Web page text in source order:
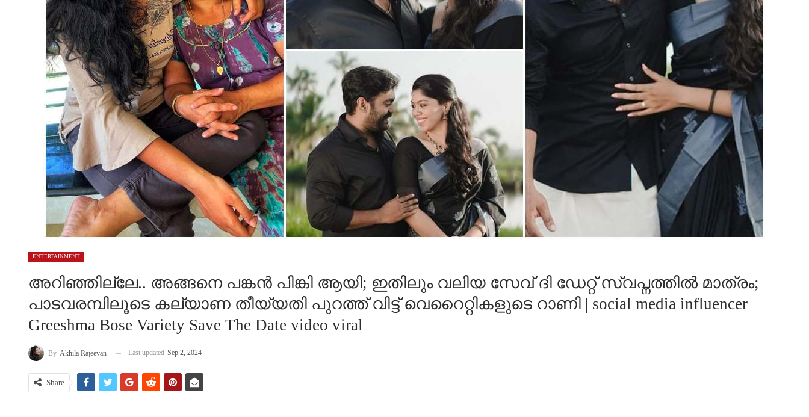
ENTERTAINMENT
അറിഞ്ഞില്ലേ.. അങ്ങനെ പങ്കൻ പിങ്കി ആയി; ഇതിലും വലിയ സേവ് ദി ഡേറ്റ് സ്വപ്നത്തിൽ മാത്രം;
പാടവരമ്പിലൂടെ കല്യാണ തീയ്യതി പുറത്ത് വിട്ട് വെറൈറ്റികളുടെ റാണി | social media influencer
Greeshma Bose Variety Save The Date video viral
By Akhila Rajeevan Last updated Sep 2, 2024
Share